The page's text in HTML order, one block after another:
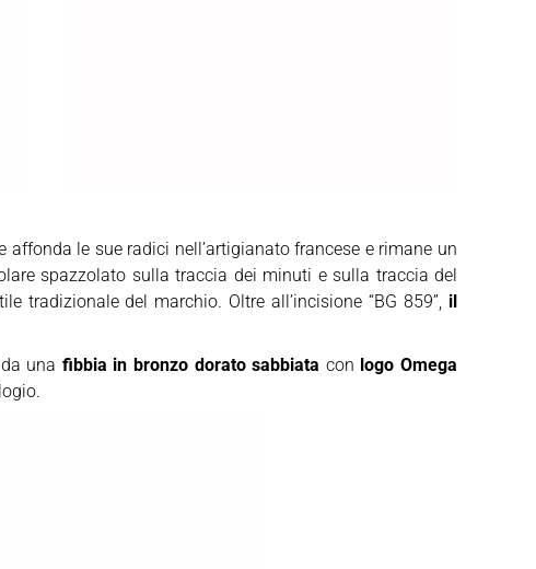
affonda le sue radici nell’artigianato francese e rimane un
spazzolato sulla traccia dei minuti e sulla traccia del
tradizionale del marchio. Oltre all’incisione “BG 859”, il
una fibbia in bronzo dorato sabbiata con logo Omega